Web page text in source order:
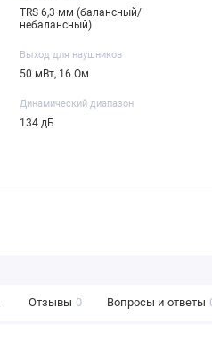
TRS 6,3 мм (балансный/
небалансный)
Выход для наушников
50 мВт, 16 Ом
Динамический диапазон
134 дБ
Отзывы 0 Вопросы и ответы